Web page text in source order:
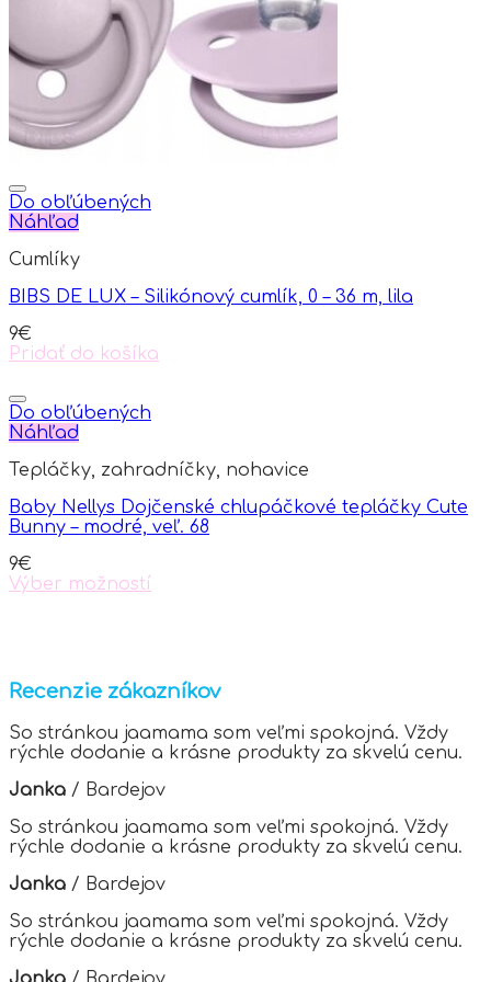
on
the
product
page
Do obľúbených
Náhľad
Cumlíky
BIBS DE LUX – Silikónový cumlík, 0 – 36 m, lila
9€
Pridať do košíka
Do obľúbených
Náhľad
Tepláčky, zahradníčky, nohavice
Baby Nellys Dojčenské chlupáčkové tepláčky Cute
Bunny – modré, veľ. 68
9€
Výber možností
variants.
The
options
may
be
chosen
on
the
product
page
Recenzie zákazníkov
So stránkou jaamama som veľmi spokojná. Vždy
rýchle dodanie a krásne produkty za skvelú cenu.
Janka / Bardejov
So stránkou jaamama som veľmi spokojná. Vždy
rýchle dodanie a krásne produkty za skvelú cenu.
Janka / Bardejov
So stránkou jaamama som veľmi spokojná. Vždy
rýchle dodanie a krásne produkty za skvelú cenu.